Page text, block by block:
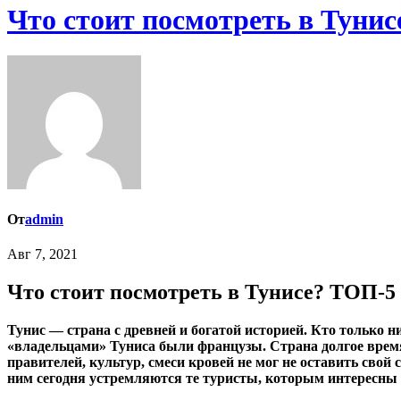
Что стоит посмотреть в
Отadmin
Авг 7, 2021
Что стоит посмотреть в Тунисе? ТОП-
Тунис — страна с древней и богатой историей. Кто только ни топтал эту североафриканскую землю — древние капсийцы, финикийцы, римляне, арабы, турки, последними же
«владельцами» Туниса были французы. Страна долгое
правителей, культур, смеси кровей не мог не оставить
ним сегодня устремляются те туристы, которым